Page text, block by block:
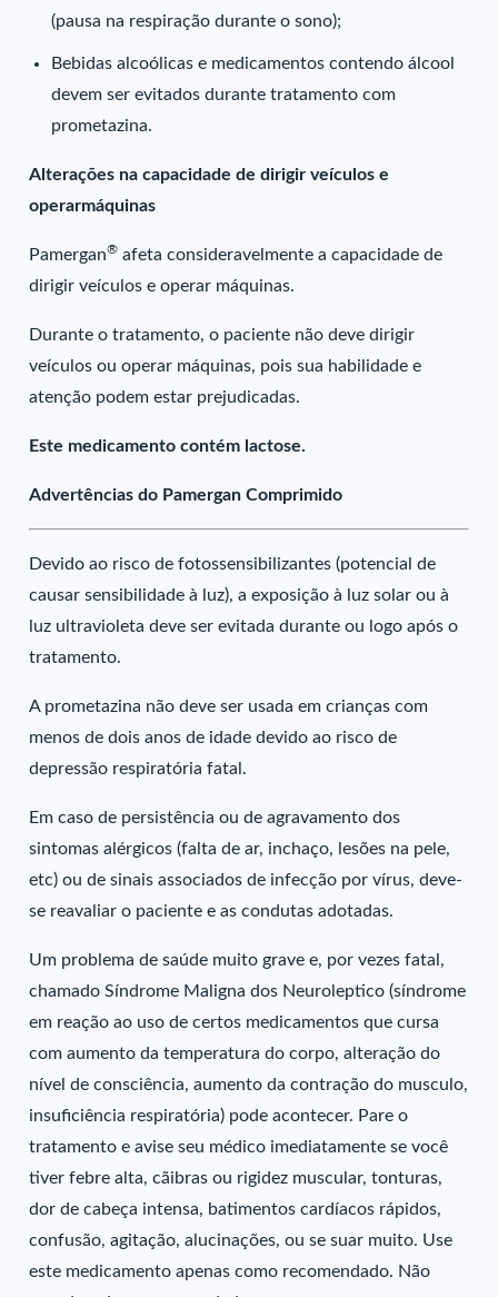
(pausa na respiração durante o sono);
Bebidas alcoólicas e medicamentos contendo álcool
devem ser evitados durante tratamento com
prometazina.
Alterações na capacidade de dirigir veículos e
operarmáquinas
Pamergan® afeta consideravelmente a capacidade de
dirigir veículos e operar máquinas.
Durante o tratamento, o paciente não deve dirigir
veículos ou operar máquinas, pois sua habilidade e
atenção podem estar prejudicadas.
Este medicamento contém lactose.
Advertências do Pamergan Comprimido
Devido ao risco de fotossensibilizantes (potencial de
causar sensibilidade à luz), a exposição à luz solar ou à
luz ultravioleta deve ser evitada durante ou logo após o
tratamento.
A prometazina não deve ser usada em crianças com
menos de dois anos de idade devido ao risco de
depressão respiratória fatal.
Em caso de persistência ou de agravamento dos
sintomas alérgicos (falta de ar, inchaço, lesões na pele,
etc) ou de sinais associados de infecção por vírus, deve-
se reavaliar o paciente e as condutas adotadas.
Um problema de saúde muito grave e, por vezes fatal,
chamado Síndrome Maligna dos Neuroleptico (síndrome
em reação ao uso de certos medicamentos que cursa
com aumento da temperatura do corpo, alteração do
nível de consciência, aumento da contração do musculo,
insuficiência respiratória) pode acontecer. Pare o
tratamento e avise seu médico imediatamente se você
tiver febre alta, cãibras ou rigidez muscular, tonturas,
dor de cabeça intensa, batimentos cardíacos rápidos,
confusão, agitação, alucinações, ou se suar muito. Use
este medicamento apenas como recomendado. Não